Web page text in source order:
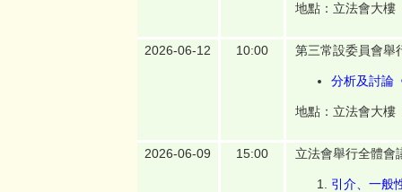
地點：立法會大樓
2026-06-12 10:00 第三常設委員會舉
分析及討論
地點：立法會大樓
2026-06-09 15:00 立法會舉行全體會
引介、一般